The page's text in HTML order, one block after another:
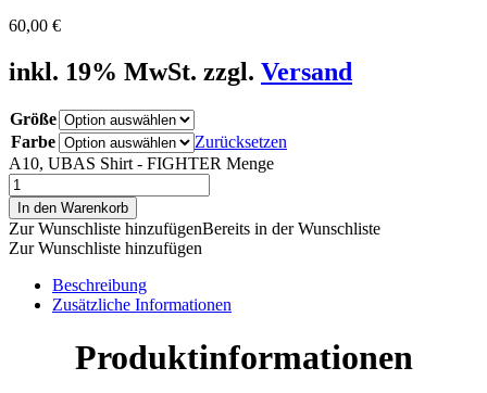
60,00 €
inkl. 19% MwSt. zzgl. Versand
Größe
Farbe
Zurücksetzen
A10, UBAS Shirt - FIGHTER Menge
In den Warenkorb
Zur Wunschliste hinzufügenBereits in der Wunschliste
Zur Wunschliste hinzufügen
Beschreibung
Zusätzliche Informationen
Produktinformationen